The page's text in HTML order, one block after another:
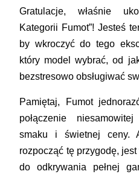
Gratulacje, właśnie
Kategorii Fumot”! Jesteś
by wkroczyć do tego
który model wybrać, od
bezstresowo obsługiwać
Pamiętaj, Fumot
połączenie
smaku i świetnej ceny.
rozpocząć tę przygodę,
do odkrywania pełnej